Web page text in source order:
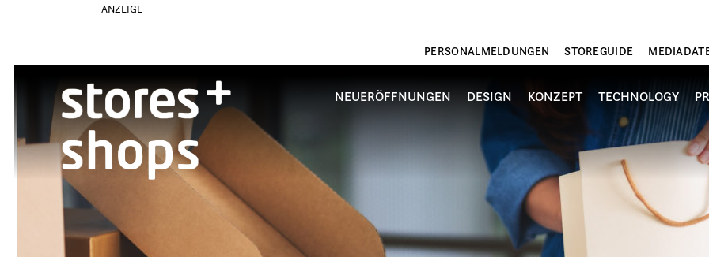
ANZEIGE
PERSONALMELDUNGEN STOREGUIDE
NEUERÖFFNUNGEN DESIGN KONZEPT TECHNOLOGY